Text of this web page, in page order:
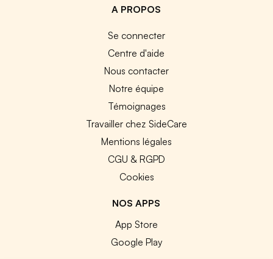
A PROPOS
Se connecter
Centre d'aide
Nous contacter
Notre équipe
Témoignages
Travailler chez SideCare
Mentions légales
CGU & RGPD
Cookies
NOS APPS
App Store
Google Play